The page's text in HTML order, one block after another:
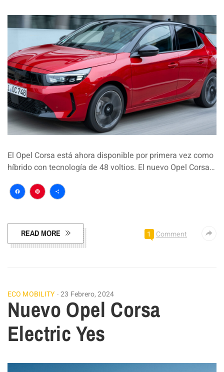
El Opel Corsa está ahora disponible por primera vez como
híbrido con tecnología de 48 voltios. El nuevo Opel Corsa…
Facebook
Pinterest
Compartir
READ MORE 1 Comment
ECO MOBILITY 23 Febrero, 2024
Nuevo Opel Corsa
Electric Yes